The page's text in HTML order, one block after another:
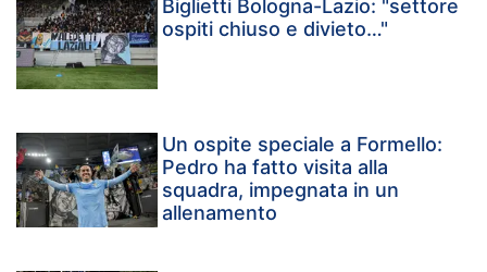
Biglietti Bologna-Lazio: "settore
ospiti chiuso e divieto…"
Un ospite speciale a Formello:
Pedro ha fatto visita alla
squadra, impegnata in un
allenamento